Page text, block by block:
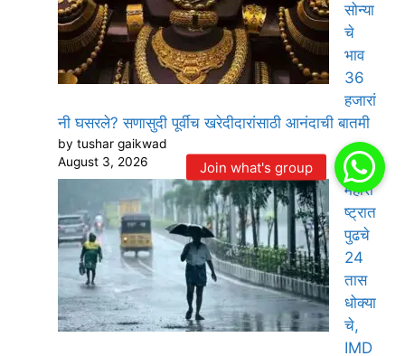
सोन्या
चे
भाव
36
हजारां
नी घसरले? सणासुदी पूर्वीच खरेदीदारांसाठी आनंदाची बातमी
by tushar gaikwad
August 3, 2026
महारा
ष्ट्रात
पुढचे
24
तास
धोक्या
चे,
IMD